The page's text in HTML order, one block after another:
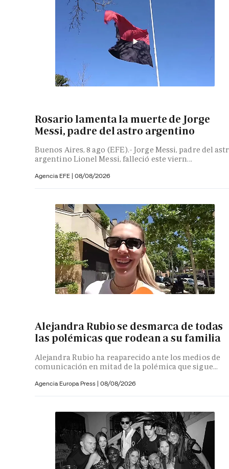
Rosario lamenta la muerte de Jorge
Messi, padre del astro argentino
Buenos Aires, 8 ago (EFE).- Jorge Messi, padre del
argentino Lionel Messi, falleció este viern...
Agencia EFE | 08/08/2026
Alejandra Rubio se desmarca de todas
las polémicas que rodean a su familia
Alejandra Rubio ha reaparecido ante los medios de
comunicación en mitad de la polémica que sigue...
Agencia Europa Press | 08/08/2026